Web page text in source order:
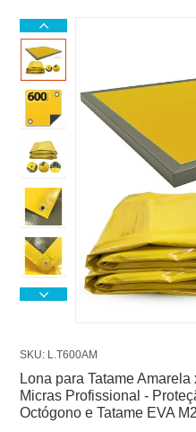
SKU: L.T600AM
Lona para Tatame
Micras Profissional -
Octógono e Tatame EVA M2